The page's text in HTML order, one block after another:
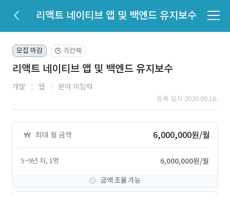
리액트 네이티브 앱 및 백엔드 유지보수
모집 마감 🕒 기간제
리액트 네이티브 앱 및 백엔드 유지보수
개발 웹 분야 미입력
등록 일자 2020.09.16.
최대 월 금액 6,000,000원/월
5~9년 차, 1명 6,000,000원/월
금액 조율 가능